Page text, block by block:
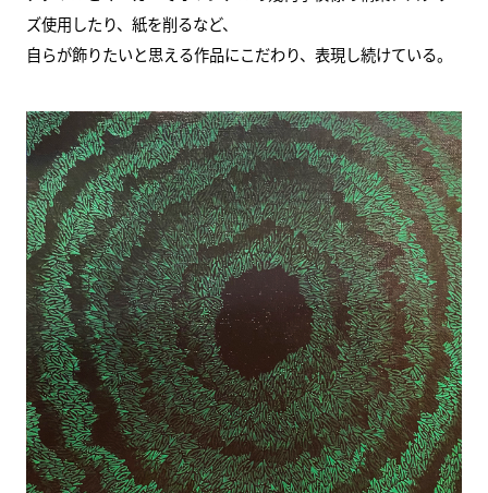
ズ使用したり、紙を削るなど、
自らが飾りたいと思える作品にこだわり、表現し続けている。